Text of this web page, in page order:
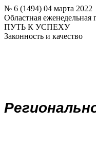
№ 6 (1494) 04 марта 2022
Областная еженедельная
ПУТЬ К УСПЕХУ
Законность и качество